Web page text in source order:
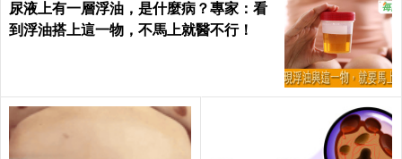
尿液上有一層浮油，是什麼病？專家：看
到浮油搭上這一物，不馬上就醫不行！